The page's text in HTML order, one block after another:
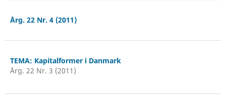
Årg. 22 Nr. 4 (2011)
TEMA: Kapitalformer i Danmark
Årg. 22 Nr. 3 (2011)